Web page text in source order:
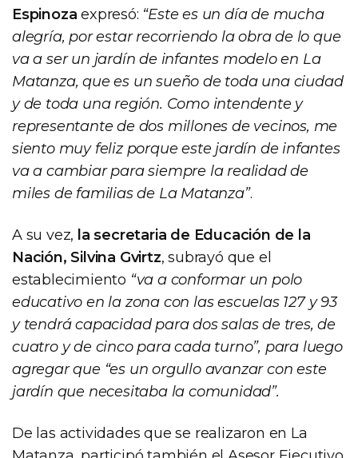
Espinoza expresó: “Este es un día de mucha
alegría, por estar recorriendo la obra de lo que
va a ser un jardín de infantes modelo en La
Matanza, que es un sueño de toda una ciudad
y de toda una región. Como intendente y
representante de dos millones de vecinos, me
siento muy feliz porque este jardín de infantes
va a cambiar para siempre la realidad de
miles de familias de La Matanza”.
A su vez, la secretaria de Educación de la
Nación, Silvina Gvirtz, subrayó que el
establecimiento “va a conformar un polo
educativo en la zona con las escuelas 127 y 93
y tendrá capacidad para dos salas de tres, de
cuatro y de cinco para cada turno”, para luego
agregar que “es un orgullo avanzar con este
jardín que necesitaba la comunidad”.
De las actividades que se realizaron en La